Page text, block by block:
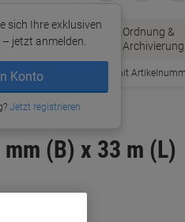
sich Ihre exklusiven
jetzt anmelden.
Konto
Jetzt registrieren
Bürobedarf
Ordnung &
Archivierung
Bestellen mit
(B) x 33 m (L)